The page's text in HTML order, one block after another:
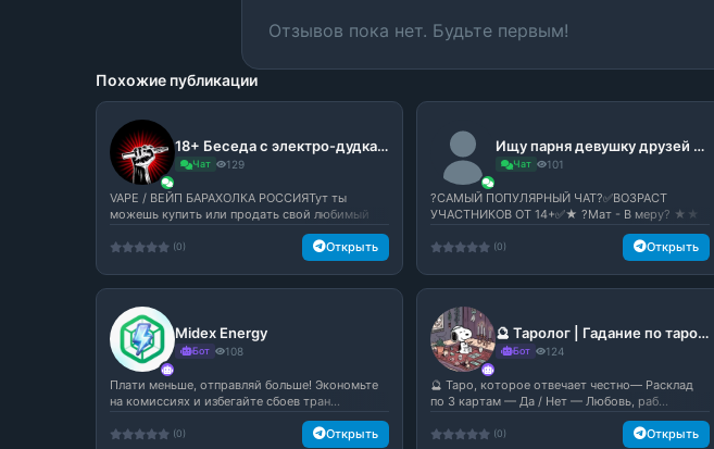
Отзывов пока нет. Будьте первым!
Похожие публикации
18+ Беседа с электро-дудками с:
Чат 129
VAPE / ВЕЙП БАРАХОЛКА РОССИЯТут ты
можешь купить или продать свой любимый
(0) Открыть
Ищу парня девушку друзей подруг
Чат 101
?САМЫЙ ПОПУЛЯРНЫЙ ЧАТ?✅ВОЗРАСТ
УЧАСТНИКОВ ОТ 14+✅★ ?Мат - В меру? ★★
(0) Открыть
Midex Energy
Бот 108
Плати меньше, отправляй больше! Экономьте
на комиссиях и избегайте сбоев тран...
(0) Открыть
🔮 Таролог | Гадание по таро 🔮
Бот 124
🔮 Таро, которое отвечает честно— Расклад
по 3 картам — Да / Нет — Любовь, раб...
(0) Открыть